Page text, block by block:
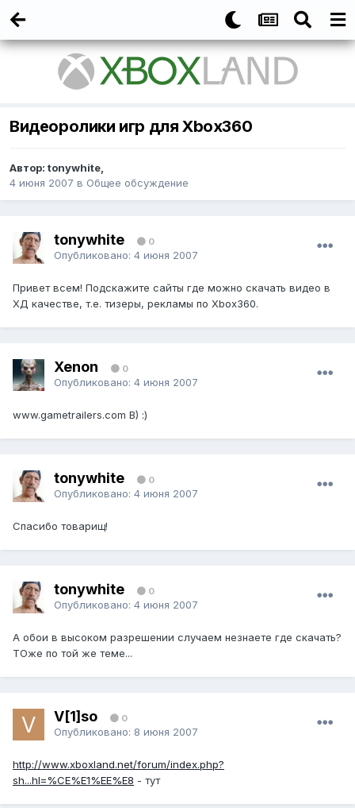
Видеоролики игр для Xbox360
Автор: tonywhite,
4 июня 2007 в Общее обсуждение
tonywhite 0
Опубликовано: 4 июня 2007
Привет всем! Подскажите сайты где можно скачать видео в
ХД качестве, т.е. тизеры, рекламы по Xbox360.
Xenon 0
Опубликовано: 4 июня 2007
www.gametrailers.com B) :)
tonywhite 0
Опубликовано: 4 июня 2007
Спасибо товарищ!
tonywhite 0
Опубликовано: 4 июня 2007
А обои в высоком разрешении случаем незнаете где скачать?
ТОже по той же теме...
V[1]so 0
Опубликовано: 8 июня 2007
http://www.xboxland.net/forum/index.php?
sh...hl=%CE%E1%EE%E8 - тут